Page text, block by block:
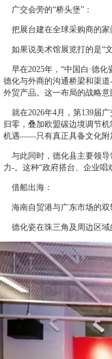
广交会旁的“桥头堡”：
把展台建在全球采购商的家
如果说美术馆展览打的是“
早在2025年，“中国白·德
德化与外商的沟通桥梁和渠
外贸产品。这一布局的战略
就在2026年4月，第139届
归零，叠加欧盟碳边境调节
机遇——只有真正具备文化附
与此同时，德化县主要领导
力-。这种“政府搭台、企业
借船出海：
海南自贸港与广东市场的双
德化瓷在珠三角及周边区域